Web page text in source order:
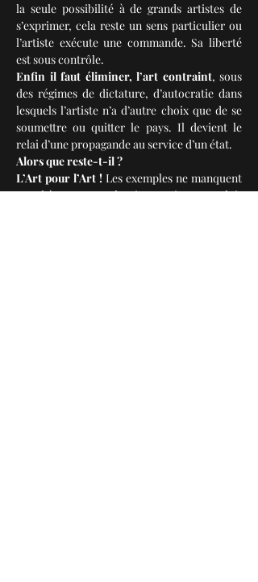
la seule possibilité à de grands artistes de
s’exprimer, cela reste un sens particulier ou
l’artiste exécute une commande. Sa liberté
est sous contrôle.
Enfin il faut éliminer, l’art contraint, sous
des régimes de dictature, d’autocratie dans
lesquels l’artiste n’a d’autre choix que de se
soumettre ou quitter le pays. Il devient le
relai d’une propagande au service d’un état.
Alors que reste-t-il ?
L’Art pour l’Art ! Les exemples ne manquent
pas d’époques ou d’artistes qui ont produit